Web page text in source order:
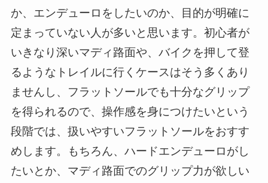
か、エンデューロをしたいのか、目的が明確に
定まっていない人が多いと思います。初心者が
いきなり深いマディ路面や、バイクを押して登
るようなトレイルに行くケースはそう多くあり
ませんし、フラットソールでも十分なグリップ
を得られるので、操作感を身につけたいという
段階では、扱いやすいフラットソールをおすす
めします。もちろん、ハードエンデューロがし
たいとか、マディ路面でのグリップ力が欲しい